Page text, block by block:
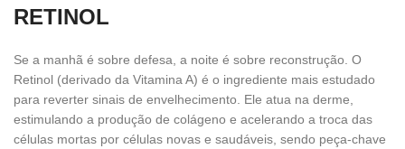
RETINOL
Se a manhã é sobre defesa, a noite é sobre reconstrução. O
Retinol (derivado da Vitamina A) é o ingrediente mais estudado
para reverter sinais de envelhecimento. Ele atua na derme,
estimulando a produção de colágeno e acelerando a troca das
células mortas por células novas e saudáveis, sendo peça-chave